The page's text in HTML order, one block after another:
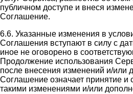
публичном доступе и внеся
Соглашение.
6.6. Указанные изменения в
Соглашения вступают в силу с
иное не оговорено в
Продолжение использования
после внесения изменений и/или
Соглашение означает принятие и
такими изменениями и/или